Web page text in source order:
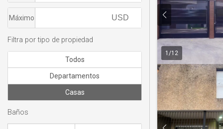
1 /12
Máximo
Filtra por tipo de propiedad
Todos
Departamentos
Casas
Baños